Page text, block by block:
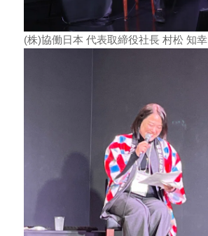
(株)協働日本 代表取締役社長 村松 知幸